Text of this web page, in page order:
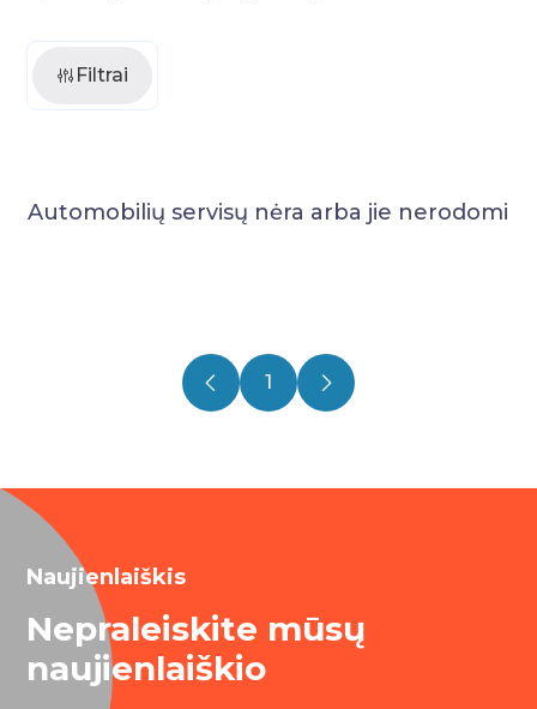
Filtrai
Automobilių servisų nėra arba jie nerodomi
1
Naujienlaiškis
Nepraleiskite mūsų
naujienlaiškio